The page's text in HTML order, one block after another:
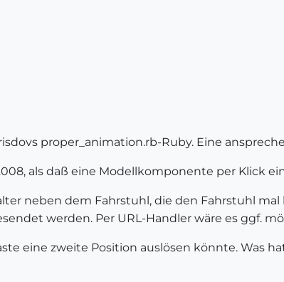
proper_animation.rb-Ruby. Eine
als daß eine Modellkomponente per Klick
neben dem Fahrstuhl, die den Fahrstuhl
werden. Per URL-Handler wäre es ggf.
eine zweite Position auslösen könnte. Was